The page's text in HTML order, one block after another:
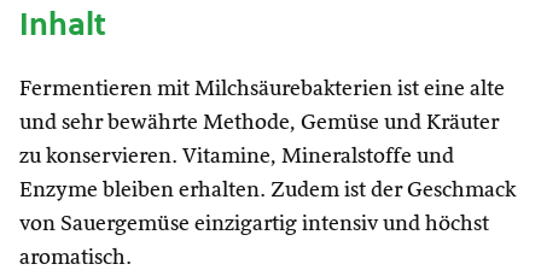
Inhalt
Fermentieren mit Milchsäurebakterien ist eine alte
und sehr bewährte Methode, Gemüse und Kräuter
zu konservieren. Vitamine, Mineralstoffe und
Enzyme bleiben erhalten. Zudem ist der Geschmack
von Sauergemüse einzigartig intensiv und höchst
aromatisch.